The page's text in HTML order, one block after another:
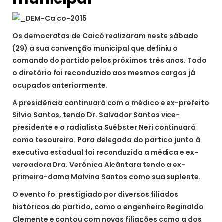
Os democratas de Caicó realizaram neste sábado
(29) a sua convenção municipal que definiu o
comando do partido pelos próximos três anos. Todo
o diretório foi reconduzido aos mesmos cargos já
ocupados anteriormente.
A presidência continuará com o médico e ex-prefeito
Silvio Santos, tendo Dr. Salvador Santos vice-
presidente e o radialista Suébster Neri continuará
como tesoureiro. Para delegada do partido junto à
executiva estadual foi reconduzida a médica e ex-
vereadora Dra. Verônica Alcântara tendo a ex-
primeira-dama Malvina Santos como sua suplente.
O evento foi prestigiado por diversos filiados
históricos do partido, como o engenheiro Reginaldo
Clemente e contou com novas filiações como a dos